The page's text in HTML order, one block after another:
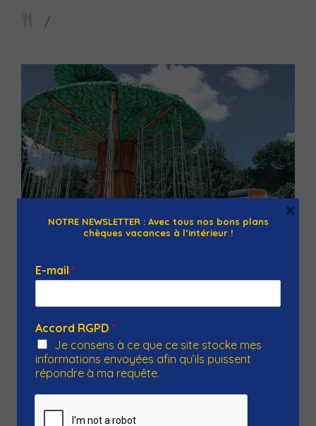
Avenue Mathias Delobel, 59800 Lille, France
Au cœur du centre historique et naturel emblématique
de Lille, à deux pas de la Citadelle et du Zoo, Cita-Parc
vous accueille pour de fabuleux...
NOTRE NEWSLETTER : Avec tous nos bons plans
chèques vacances à l’intérieur !
E-mail *
Accord RGPD *
Je consens à ce que ce site stocke mes
informations envoyées afin qu’ils puissent
répondre à ma requête.
×